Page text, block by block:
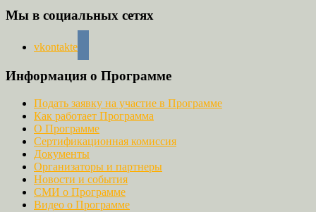
Мы в социальных сетях
vkontakte
Информация о Программе
Подать заявку на участие в Программе
Как работает Программа
О Программе
Сертификационная комиссия
Документы
Организаторы и партнеры
Новости и события
СМИ о Программе
Видео о Программе